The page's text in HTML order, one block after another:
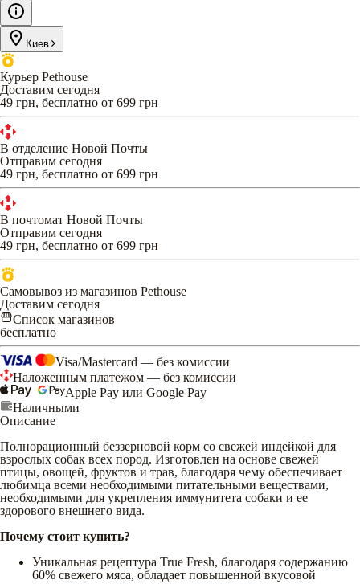
Киев
Курьер Pethouse
Доставим сегодня
49 грн, бесплатно от 699 грн
В отделение Новой Почты
Отправим сегодня
49 грн, бесплатно от 699 грн
В почтомат Новой Почты
Отправим сегодня
49 грн, бесплатно от 699 грн
Самовывоз из магазинов Pethouse
Доставим сегодня
Список магазинов
бесплатно
Visa/Mastercard — без комиссии
Наложенным платежом — без комиссии
Apple Pay или Google Pay
Наличными
Описание
Полнорационный беззерновой корм со свежей индейкой для
взрослых собак всех пород. Изготовлен на основе свежей
птицы, овощей, фруктов и трав, благодаря чему обеспечивает
любимца всеми необходимыми питательными веществами,
необходимыми для укрепления иммунитета собаки и ее
здорового внешнего вида.
Почему стоит купить?
Уникальная рецептура True Fresh, благодаря содержанию
60% свежего мяса, обладает повышенной вкусовой